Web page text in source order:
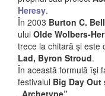
Heresy.
În 2003 Burton C. Bell
ului Olde Wolbers-
trece la chitară şi este
Lad, Byron Stroud.
În această formulă îşi
festivalul Big Day Out